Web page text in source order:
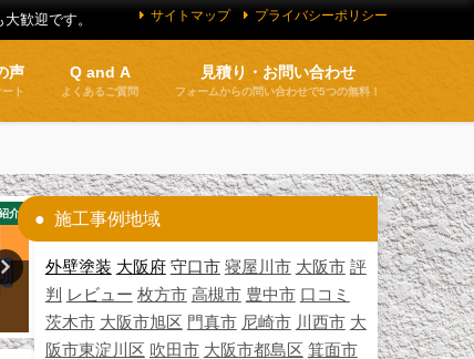
歓迎です。 サイトマップ プライバシーポリシー
声
ト
Q and A
よくあるご質問
見積り・お問い合わせ
フォームからの問い合わせで5つの無料！
介
一級塗装技能士
施工
外壁塗装 施工例 守口市（
邸）
2026年3月22日
施工事例地域
外壁塗装 大阪府 守口市 寝屋川市 大阪市 評
判
レビュー 枚方市 高槻市 豊中市 口コミ
茨木市 大阪市旭区 門真市 尼崎市 川西市 大
阪市東淀川区 吹田市 大阪市都島区 箕面市